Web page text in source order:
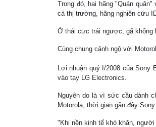
Trong đó, hai hãng "Quán
cả thị trường, hãng nghiên cứu
Ở thái cực trái ngược, gã khổng
Cùng chung cảnh ngộ với
Lợi nhuận quý I/2008 của
vào tay LG Electronics.
Nguyên do là vì sức cầu dành
Motorola, thời gian gần đây
"Khi nền kinh tế khó khăn,